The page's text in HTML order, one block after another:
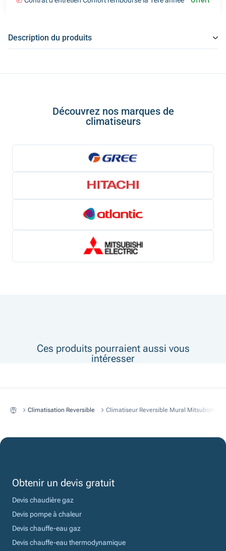
Description du produits
Découvrez nos marques de
climatiseurs
Ces produits pourraient aussi vous
intéresser
Climatisation Reversible Climatiseur Reversible Mural Mitsubishi
Obtenir un devis gratuit
Devis chaudière gaz
Devis pompe à chaleur
Devis chauffe-eau gaz
Devis chauffe-eau thermodynamique